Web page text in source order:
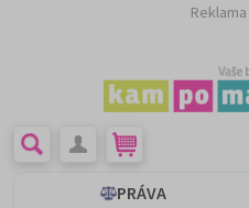
Reklama
PRÁVA